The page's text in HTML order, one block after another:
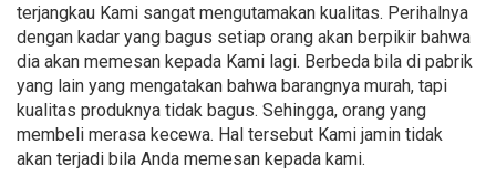
terjangkau Kami sangat mengutamakan kualitas. Perihalnya
dengan kadar yang bagus setiap orang akan berpikir bahwa
dia akan memesan kepada Kami lagi. Berbeda bila di pabrik
yang lain yang mengatakan bahwa barangnya murah, tapi
kualitas produknya tidak bagus. Sehingga, orang yang
membeli merasa kecewa. Hal tersebut Kami jamin tidak
akan terjadi bila Anda memesan kepada kami.